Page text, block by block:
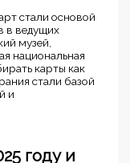
стали основой
в ведущих
музей,
национальная
карты как
стали базой
и
году и